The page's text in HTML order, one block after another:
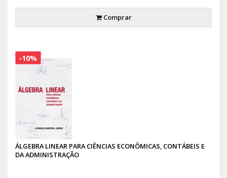
Comprar
ÁLGEBRA LINEAR PARA CIÊNCIAS ECONÔMICAS, CONTÁBEIS E
DA ADMINISTRAÇÃO
-10%